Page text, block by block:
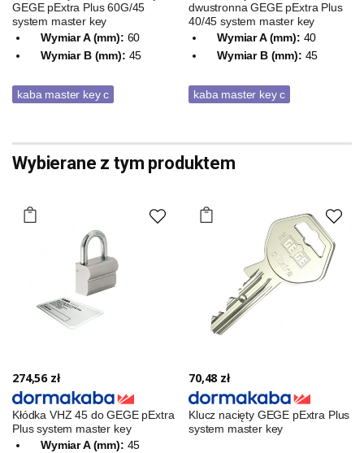
GEGE pExtra Plus 60G/45
system master key
Wymiar A (mm): 60
Wymiar B (mm): 45
kaba master key c
dwustronna GEGE pExtra Plus
40/45 system master key
Wymiar A (mm): 40
Wymiar B (mm): 45
kaba master key c
Wybierane z tym produktem
274,56 zł
Kłódka VHZ 45 do GEGE pExtra
Plus system master key
Wymiar A (mm): 45
70,48 zł
Klucz nacięty GEGE pExtra Plus
system master key